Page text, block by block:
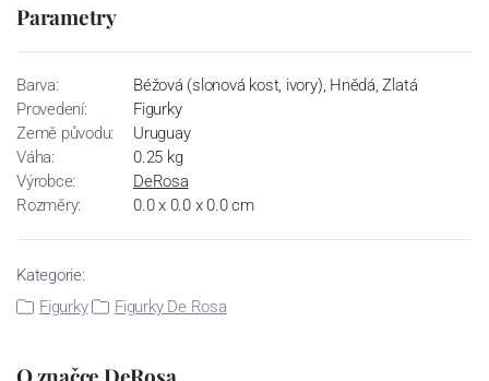
Parametry
Barva:
Béžová (slonová kost, ivory), Hnědá, Zlatá
Provedení:
Figurky
Země původu:
Uruguay
Váha:
0.25 kg
Výrobce:
DeRosa
Rozměry:
0.0 x 0.0 x 0.0 cm
Kategorie:
Figurky
Figurky De Rosa